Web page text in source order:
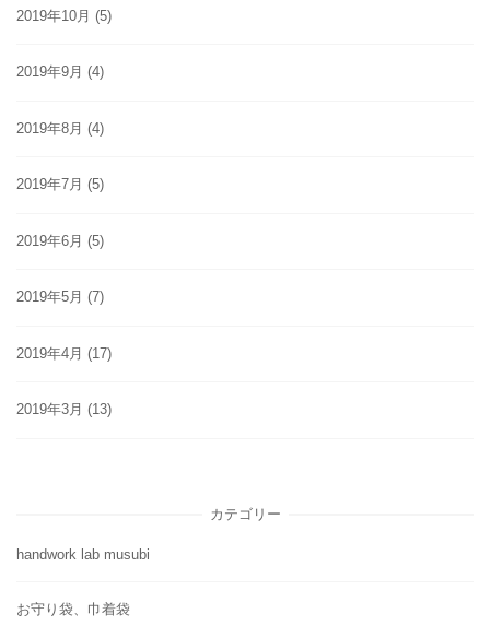
2019年10月 (5)
2019年9月 (4)
2019年8月 (4)
2019年7月 (5)
2019年6月 (5)
2019年5月 (7)
2019年4月 (17)
2019年3月 (13)
カテゴリー
handwork lab musubi
お守り袋、巾着袋